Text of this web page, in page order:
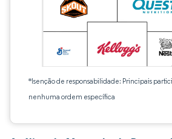
*Isenção de responsabilidade: Principais
nenhuma ordem específica